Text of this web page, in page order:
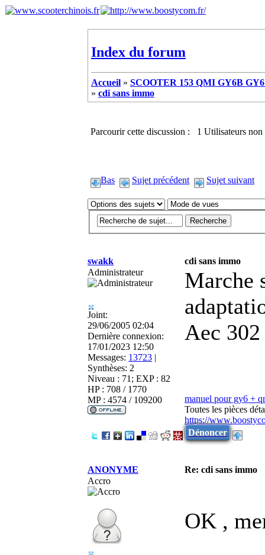
Index du forum
Accueil » SCOOTER 153 QMI GY6B
» cdi sans immo
Parcourir cette discussion : 1 Utilisateurs non
Bas Sujet précédent Sujet suivant
swakk
cdi sans immo
Administrateur
Joint:
29/06/2005 02:04
Dernière connexion:
17/01/2023 12:50
Messages: 13723 |
Synthèses: 2
Niveau : 71; EXP : 82
HP : 708 / 1770
MP : 4574 / 109200
Marche
Aec
manuel pour gy6 +
Toutes les pièces
https://
Dénoncer
ANONYME
Re: cdi sans immo
Accro
OK ,